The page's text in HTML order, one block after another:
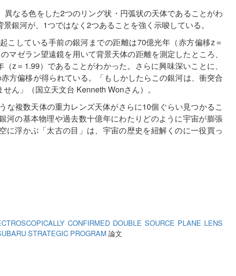
異なる色をした2つのリング状・円弧状の天体であることがわ
銀河が、1つではなく2つあることを強く示唆している。
こしている手前の銀河までの距離は70億光年（赤方偏移z＝
マゼラン望遠鏡を用いて背景天体の距離を測定したところ、
z＝1.99）であることがわかった。さらに興味深いことに、
方偏移が得られている。「もしかしたらこの銀河は、衝突合
ん」（国立天文台 Kenneth Wonさん）。
な複数天体の重力レンズ天体がさらに10個ぐらい見つかるこ
河の基本物理や過去数十億年にわたりどのように宇宙が膨張
に浮かぶ「太古の目」は、宇宙の歴史を紐解くのに一役買っ
CONFIRMED DOUBLE SOURCE PLANE LENS
STRATEGIC PROGRAM 論文